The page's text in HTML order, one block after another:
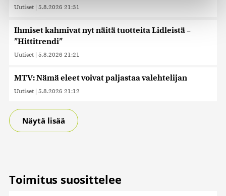
Käytämme evästeitä tarjoamamme sisällön ja mainosten
tukemiseen ja kävijämäärämme analysoimiseen. Lisäksi
jaamme sosiaalisen median, mainosalan ja analytiikka-
alan kumppaneillemme tietoja siitä, miten käytät
tietoja muihin tietoihin, joita olet antanut heille tai joita on
kerätty, kun olet käyttänyt heidän palvelujaan. Tietoja
saatetaan myös siirtää ulkomaille.
Uutiset | 5.8.2026 21:31
Ihmiset kahmivat nyt näitä tuotteita Lidleistä –
”Hittitrendi”
Uutiset | 5.8.2026 21:21
MTV: Nämä eleet voivat paljastaa valehtelijan
Uutiset | 5.8.2026 21:12
Näytä lisää
Toimitus suosittelee